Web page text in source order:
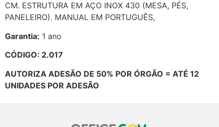
CM. ESTRUTURA EM AÇO INOX 430 (MESA, PÉS,
PANELEIRO). MANUAL EM PORTUGUÊS,
Garantia: 1 ano
CÓDIGO: 2.017
AUTORIZA ADESÃO DE 50% POR ÓRGÃO = ATÉ 12
UNIDADES POR ADESÃO